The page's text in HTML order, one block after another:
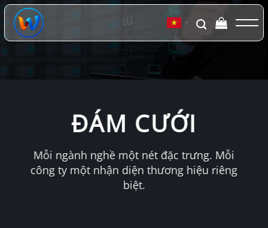
Chuyển
đến
dung
▼
ĐÁM CƯỚI
Mỗi ngành nghề một nét đặc trưng. Mỗi
công ty một nhận diện thương hiệu riêng
biệt.